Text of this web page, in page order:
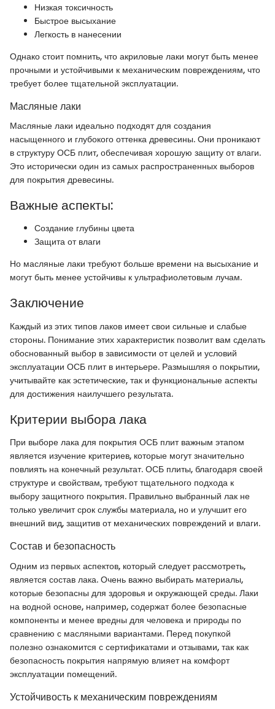
Низкая токсичность
Быстрое высыхание
Легкость в нанесении
Однако стоит помнить, что акриловые лаки могут быть менее
прочными и устойчивыми к механическим повреждениям, что
требует более тщательной эксплуатации.
Масляные лаки
Масляные лаки идеально подходят для создания
насыщенного и глубокого оттенка древесины. Они проникают
в структуру ОСБ плит, обеспечивая хорошую защиту от влаги.
Это исторически один из самых распространенных выборов
для покрытия древесины.
Важные аспекты:
Создание глубины цвета
Защита от влаги
Но масляные лаки требуют больше времени на высыхание и
могут быть менее устойчивы к ультрафиолетовым лучам.
Заключение
Каждый из этих типов лаков имеет свои сильные и слабые
стороны. Понимание этих характеристик позволит вам сделать
обоснованный выбор в зависимости от целей и условий
эксплуатации ОСБ плит в интерьере. Размышляя о покрытии,
учитывайте как эстетические, так и функциональные аспекты
для достижения наилучшего результата.
Критерии выбора лака
При выборе лака для покрытия ОСБ плит важным этапом
является изучение критериев, которые могут значительно
повлиять на конечный результат. ОСБ плиты, благодаря своей
структуре и свойствам, требуют тщательного подхода к
выбору защитного покрытия. Правильно выбранный лак не
только увеличит срок службы материала, но и улучшит его
внешний вид, защитив от механических повреждений и влаги.
Состав и безопасность
Одним из первых аспектов, который следует рассмотреть,
является состав лака. Очень важно выбирать материалы,
которые безопасны для здоровья и окружающей среды. Лаки
на водной основе, например, содержат более безопасные
компоненты и менее вредны для человека и природы по
сравнению с масляными вариантами. Перед покупкой
полезно ознакомится с сертификатами и отзывами, так как
безопасность покрытия напрямую влияет на комфорт
эксплуатации помещений.
Устойчивость к механическим повреждениям